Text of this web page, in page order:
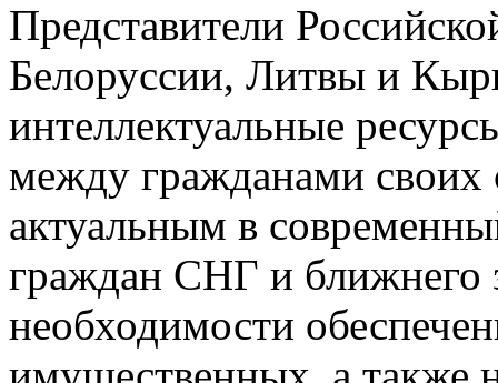
Представители
Белоруссии, Литвы и
интеллектуальные
между гражданами своих
актуальным в
граждан СНГ и ближнего
необходимости